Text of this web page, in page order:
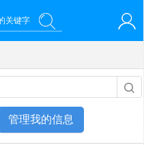
南西部新城社区新媒体综
网站
快速登录
管理我的信息